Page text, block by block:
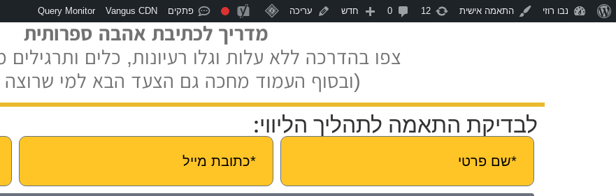
נבו רוזי התאמה אישית 12
0 חדש עריכה פתקים Vangus CDN
Query Monitor
מדריך לכתיבת אהבה ספרותית
צפו בהדרכה ללא עלות וגלו רעיונות, כלים ותרגילים
(ובסוף העמוד מחכה גם הצעד הבא למי
לבדיקת התאמה לתהליך הליווי: